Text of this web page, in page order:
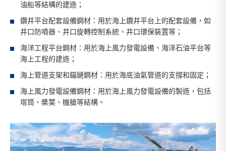
油船等結構的建造；
鑽井平台配套設備鋼材：用於海上鑽井平台上的配套設備，如
井口防噴器、井口旋轉控制系統、井口環保裝置等；
海洋工程平台鋼材：用於海上風力發電設備、海洋石油平台等
海上工程的建造；
海上管道支架和錨鏈鋼材：用於海底油氣管道的支撐和固定；
海上風力發電設備鋼材：用於海上風力發電設備的製造，包括
塔筒、槳葉、機艙等結構。